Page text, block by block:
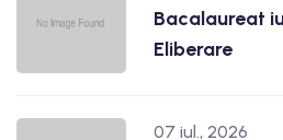
Bacalaureat
Eliberare
07 iul., 2026